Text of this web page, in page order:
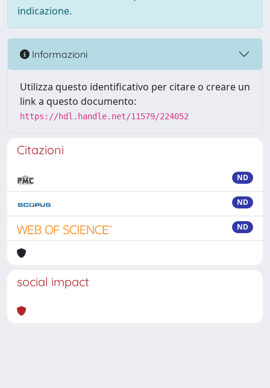
indicazione.
Informazioni
Utilizza questo identificativo per citare o creare un
link a questo documento:
https://hdl.handle.net/11579/224052
Citazioni
ND
ND
ND
social impact